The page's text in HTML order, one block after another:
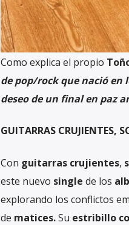
Como explica el propio
de pop/rock que nació en
deseo de un final en paz
GUITARRAS CRUJIENTES,
Con guitarras crujientes,
este nuevo single de los
explorando los conflictos
de matices.Su estribillo